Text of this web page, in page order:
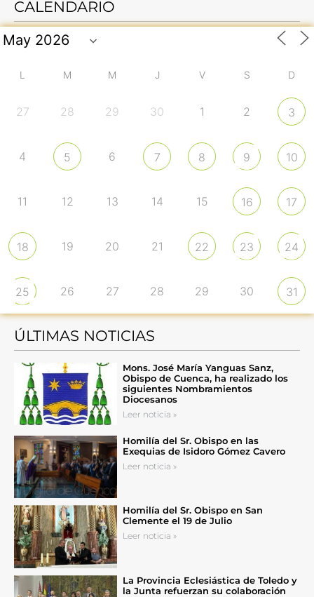
CALENDARIO
L M M J V S D
27 28 29 30 1 2 3
4 5 6 7 8 9 10
11 12 13 14 15 16 17
18 19 20 21 22 23 24
25 26 27 28 29 30 31
ÚLTIMAS NOTICIAS
Mons. José María Yanguas Sanz,
Obispo de Cuenca, ha realizado los
siguientes Nombramientos
Diocesanos
Leer noticia »
Homilía del Sr. Obispo en las
Exequias de Isidoro Gómez Cavero
Leer noticia »
Homilía del Sr. Obispo en San
Clemente el 19 de Julio
Leer noticia »
La Provincia Eclesiástica de Toledo y
la Junta refuerzan su colaboración